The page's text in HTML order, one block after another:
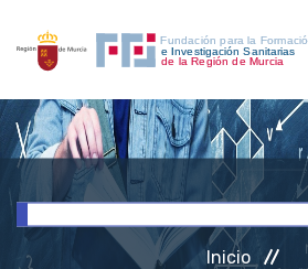
INICIO
Inicio